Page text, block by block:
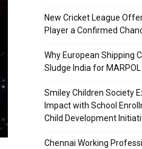
New Cricket League
Player a Confirmed
Why European Shipping
Sludge India for
Smiley Children Society
Impact with School
Child Development
Chennai Working